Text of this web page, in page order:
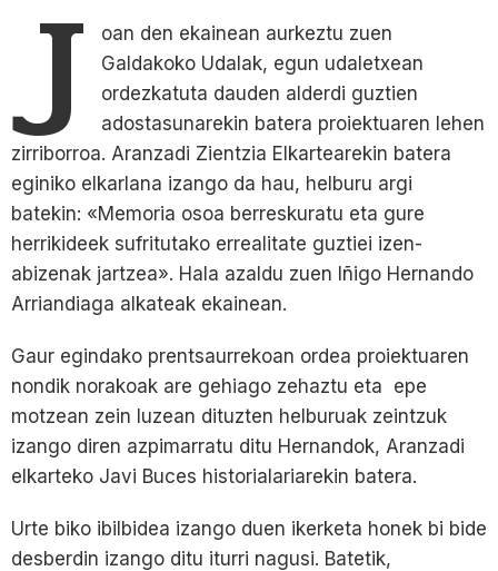
J
oan den ekainean aurkeztu zuen
Galdakoko Udalak, egun udaletxean
ordezkatuta dauden alderdi guztien
adostasunarekin batera proiektuaren lehen
zirriborroa. Aranzadi Zientzia Elkartearekin batera
eginiko elkarlana izango da hau, helburu argi
batekin: «Memoria osoa berreskuratu eta gure
herrikideek sufritutako errealitate guztiei izen-
abizenak jartzea». Hala azaldu zuen Iñigo Hernando
Arriandiaga alkateak ekainean.
Gaur egindako prentsaurrekoan ordea proiektuaren
nondik norakoak are gehiago zehaztu eta epe
motzean zein luzean dituzten helburuak zeintzuk
izango diren azpimarratu ditu Hernandok, Aranzadi
elkarteko Javi Buces historialariarekin batera.
Urte biko ibilbidea izango duen ikerketa honek bi bide
desberdin izango ditu iturri nagusi. Batetik,